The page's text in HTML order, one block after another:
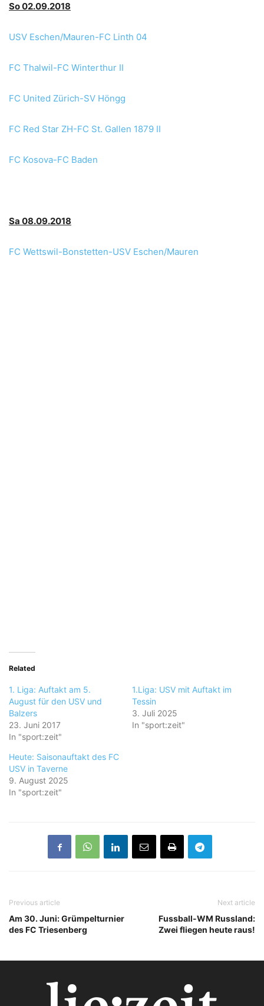
So 02.09.2018
USV Eschen/Mauren-FC Linth 04
FC Thalwil-FC Winterthur II
FC United Zürich-SV Höngg
FC Red Star ZH-FC St. Gallen 1879 II
FC Kosova-FC Baden
Sa 08.09.2018
FC Wettswil-Bonstetten-USV Eschen/Mauren
Related
1. Liga: Auftakt am 5.
August für den USV und
Balzers
23. Juni 2017
In "sport:zeit"
1.Liga: USV mit Auftakt im
Tessin
3. Juli 2025
In "sport:zeit"
Heute: Saisonauftakt des FC
USV in Taverne
9. August 2025
In "sport:zeit"
Previous article
Am 30. Juni: Grümpelturnier
des FC Triesenberg
Next article
Fussball-WM Russland:
Zwei fliegen heute raus!